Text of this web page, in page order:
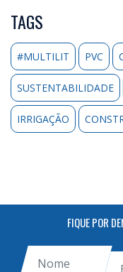
TAGS
#MULTILIT PVC
SUSTENTABILIDADE
IRRIGAÇÃO
FIQUE POR